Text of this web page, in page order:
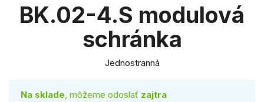
BK.02-4.S modulová
schránka
Jednostranná
Na sklade , môžeme odoslať zajtra